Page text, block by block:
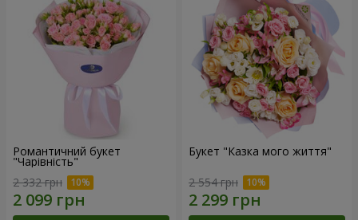
Романтичний букет
"Чарівність"
2 332 грн
Букет "Казка мого життя"
2 554 грн